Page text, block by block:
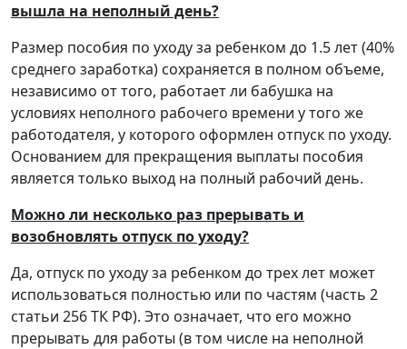
вышла на неполный день?
Размер пособия по уходу за ребенком до 1.5 лет (40%
среднего заработка) сохраняется в полном объеме,
независимо от того, работает ли бабушка на
условиях неполного рабочего времени у того же
работодателя, у которого оформлен отпуск по уходу.
Основанием для прекращения выплаты пособия
является только выход на полный рабочий день.
Можно ли несколько раз прерывать и
возобновлять отпуск по уходу?
Да, отпуск по уходу за ребенком до трех лет может
использоваться полностью или по частям (часть 2
статьи 256 ТК РФ). Это означает, что его можно
прерывать для работы (в том числе на неполной